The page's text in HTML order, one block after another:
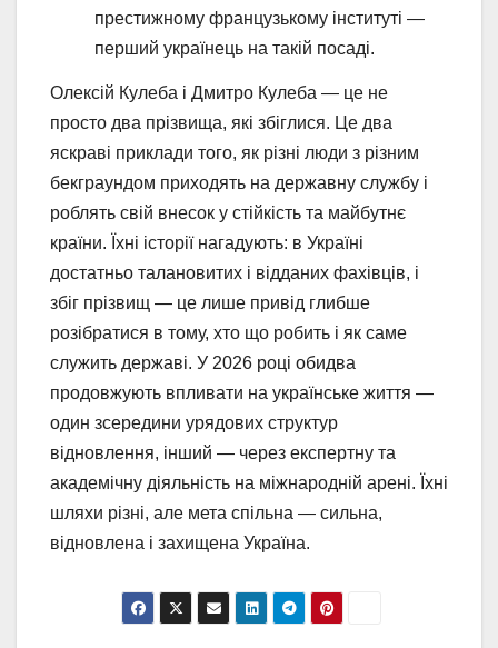
престижному французькому інституті —
перший українець на такій посаді.
Олексій Кулеба і Дмитро Кулеба — це не
просто два прізвища, які збіглися. Це два
яскраві приклади того, як різні люди з різним
бекграундом приходять на державну службу і
роблять свій внесок у стійкість та майбутнє
країни. Їхні історії нагадують: в Україні
достатньо талановитих і відданих фахівців, і
збіг прізвищ — це лише привід глибше
розібратися в тому, хто що робить і як саме
служить державі. У 2026 році обидва
продовжують впливати на українське життя —
один зсередини урядових структур
відновлення, інший — через експертну та
академічну діяльність на міжнародній арені. Їхні
шляхи різні, але мета спільна — сильна,
відновлена і захищена Україна.